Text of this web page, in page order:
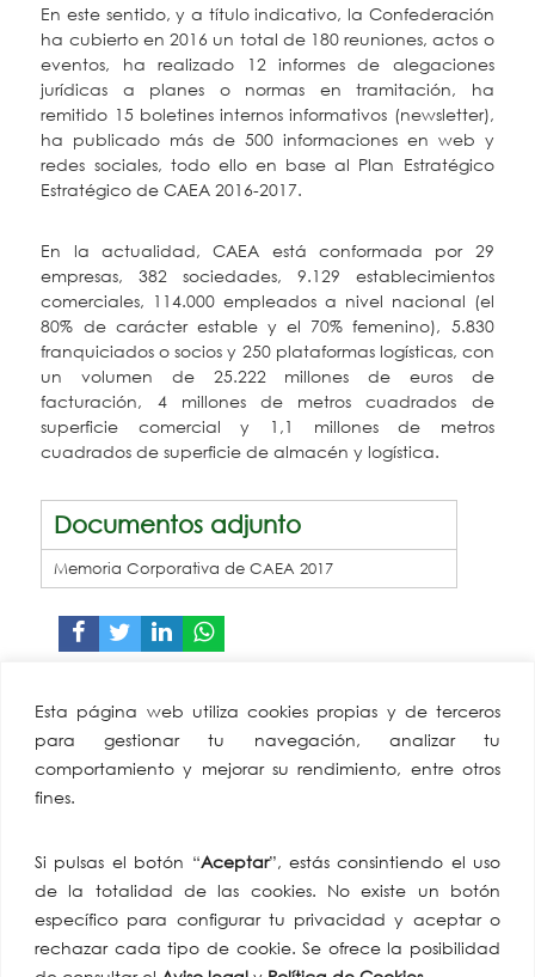
Esta página web utiliza cookies propias y de terceros
para gestionar tu navegación, analizar tu
comportamiento y mejorar su rendimiento, entre otros
fines.
Si pulsas el botón “Aceptar”, estás consintiendo el uso
de la totalidad de las cookies. No existe un botón
específico para configurar tu privacidad y aceptar o
rechazar cada tipo de cookie. Se ofrece la posibilidad
En este sentido, y a título indicativo, la Confederación
ha cubierto en 2016 un total de 180 reuniones, actos o
eventos, ha realizado 12 informes de alegaciones
jurídicas a planes o normas en tramitación, ha
remitido 15 boletines internos informativos (newsletter),
ha publicado más de 500 informaciones en web y
redes sociales, todo ello en base al Plan Estratégico
Estratégico de CAEA 2016-2017.
En la actualidad, CAEA está conformada por 29
empresas, 382 sociedades, 9.129 establecimientos
comerciales, 114.000 empleados a nivel nacional (el
80% de carácter estable y el 70% femenino), 5.830
franquiciados o socios y 250 plataformas logísticas, con
un volumen de 25.222 millones de euros de
facturación, 4 millones de metros cuadrados de
superficie comercial y 1,1 millones de metros
cuadrados de superficie de almacén y logística.
Documentos adjunto
Memoria Corporativa de CAEA 2017
Confederación
Andaluza Empresarios
Alimentación y
Sevilla
tlf: +34 954 86 91 07
email:
comunicacion@caea.es